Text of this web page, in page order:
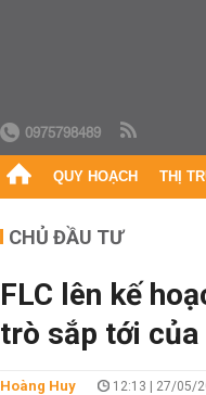
0975798489
QUY HOẠCH THỊ
CHỦ ĐẦU TƯ
FLC lên kế
trò sắp tới của
Hoàng Huy 12:13 | 27/05/